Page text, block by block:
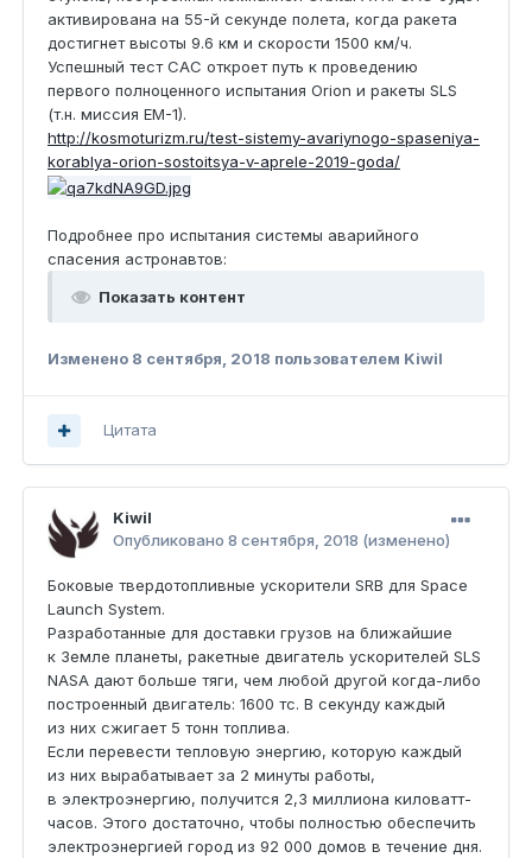
активирована на 55-й секунде полета, когда ракета
достигнет высоты 9.6 км и скорости 1500 км/ч.
Успешный тест САС откроет путь к проведению
первого полноценного испытания Orion и ракеты SLS
(т.н. миссия EM-1).
http://kosmoturizm.ru/test-sistemy-avariynogo-spaseniya-
korablya-orion-sostoitsya-v-aprele-2019-goda/
Подробнее про испытания системы аварийного
спасения астронавтов:
Показать контент
Изменено 8 сентября, 2018 пользователем Kiwil
Цитата
Kiwil
Опубликовано 8 сентября, 2018 (изменено)
Боковые твердотопливные ускорители SRB для Space
Launch System.
Разработанные для доставки грузов на ближайшие
к Земле планеты, ракетные двигатель ускорителей SLS
NASA дают больше тяги, чем любой другой когда-либо
построенный двигатель: 1600 тс. В секунду каждый
из них сжигает 5 тонн топлива.
Если перевести тепловую энергию, которую каждый
из них вырабатывает за 2 минуты работы,
в электроэнергию, получится 2,3 миллиона киловатт-
часов. Этого достаточно, чтобы полностью обеспечить
электроэнергией город из 92 000 домов в течение дня.